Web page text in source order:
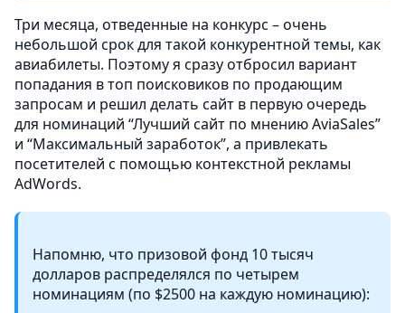
Три месяца, отведенные на конкурс – очень
небольшой срок для такой конкурентной темы, как
авиабилеты. Поэтому я сразу отбросил вариант
попадания в топ поисковиков по продающим
запросам и решил делать сайт в первую очередь
для номинаций “Лучший сайт по мнению AviaSales”
и “Максимальный заработок”, а привлекать
посетителей с помощью контекстной рекламы
AdWords.
Напомню, что призовой фонд 10 тысяч
долларов распределялся по четырем
номинациям (по $2500 на каждую номинацию):